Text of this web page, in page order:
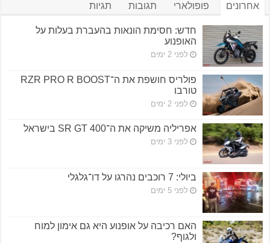
אחרונים פופולארי תגובות תגיות
חדש: חסימת הונאות בהעברת בעלות על
האופנוע
לפני 2 ימים
פולריס חושפת את ה־RZR PRO R BOOST
טורבו
לפני 2 ימים
אפריליה משיקה את ה־SR GT 400 בישראל
לפני 3 ימים
ביולי: 7 רוכבים נהרגו על דו־גלגלי
לפני 5 ימים
האם רכיבה על אופנוע היא גם אימון למוח
ולגוף?